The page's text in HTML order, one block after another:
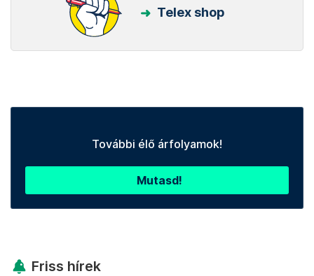
Telex shop
További élő árfolyamok!
Mutasd!
Friss hírek